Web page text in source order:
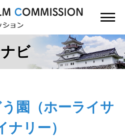
ニ
ュ
ー
ビ
園（ホーライサ
ナリー）